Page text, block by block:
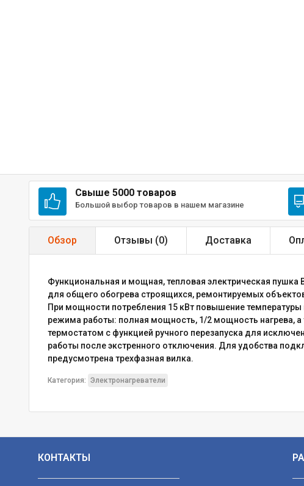
Свыше 5000 товаров
Большой выбор товаров в нашем магазине
Обзор Отзывы (0) Доставка
Функциональная и мощная, тепловая электрическая пушка
для общего обогрева строящихся, ремонтируемых
При мощности потребления 15 кВт повышение температуры
режима работы: полная мощность, 1/2 мощность нагрева,
термостатом с функцией ручного перезапуска для
работы после экстренного отключения. Для удобства
предусмотрена трехфазная вилка.
Категория: Электронагреватели
КОНТАКТЫ